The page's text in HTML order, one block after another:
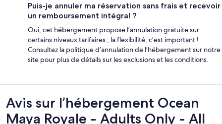
Puis-je annuler ma réservation sans frais et recevoir
un remboursement intégral ?
Oui, cet hébergement propose l’annulation gratuite sur
certains niveaux tarifaires ; la flexibilité, c’est important !
Consultez la politique d’annulation de l’hébergement sur notre
site pour plus de détails sur les exclusions et les conditions.
Avis
Avis sur l’hébergement Ocean
Maya Royale - Adults Only - All